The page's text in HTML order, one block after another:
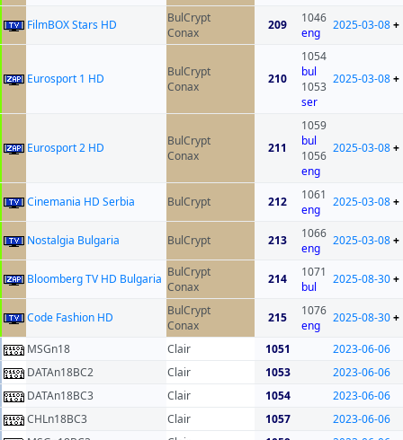
FilmBOX Stars HD
BulCrypt
Conax
209
1046
eng
2025-03-08+
Eurosport 1 HD
BulCrypt
Conax
210
1054
bul
1053
ser
2025-03-08+
Eurosport 2 HD
BulCrypt
Conax
211
1059
bul
1056
eng
2025-03-08+
Cinemania HD Serbia BulCrypt 212
1061
eng
2025-03-08+
Nostalgia Bulgaria BulCrypt 213
1066
eng
2025-03-08+
Bloomberg TV HD Bulgaria BulCrypt
Conax
214
1071
bul
2025-08-30+
Code Fashion HD
BulCrypt
Conax
215
1076
eng
2025-08-30+
MSGn18 Clair 1051
2023-06-06
DATAn18BC2
Clair 1053
2023-06-06
DATAn18BC3
Clair 1054
2023-06-06
CHLn18BC3
Clair 1057
2023-06-06